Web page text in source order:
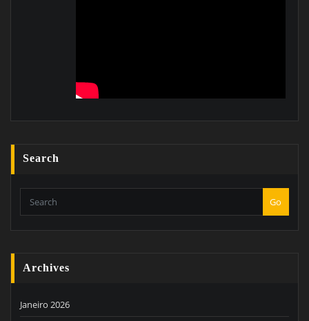
Search
Go
Archives
Janeiro 2026